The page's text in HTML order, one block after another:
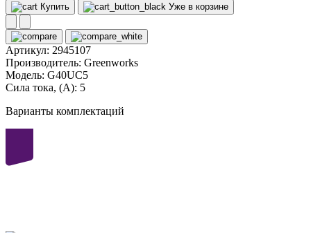
Купить Уже в корзине
Артикул: 2945107
Производитель: Greenworks
Модель: G40UC5
Сила тока, (А): 5
Варианты комплектаций